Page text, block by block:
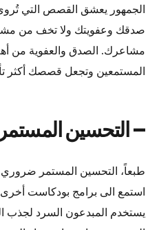
الجمهور يعشق القصص التي
صدقك وعفويتك ولا تخف من
مشاعرك. الصدق والعفوية من
المستمعين وتجعل قصصك أكثر
– التحسين
طبعاً، التحسين المستمر
استمع الى برامج بودكاست
يستخدم المبدعون السرد لجذب